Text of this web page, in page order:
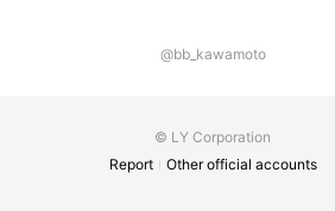
@bb_kawamoto
© LY Corporation
Report
Other official accounts